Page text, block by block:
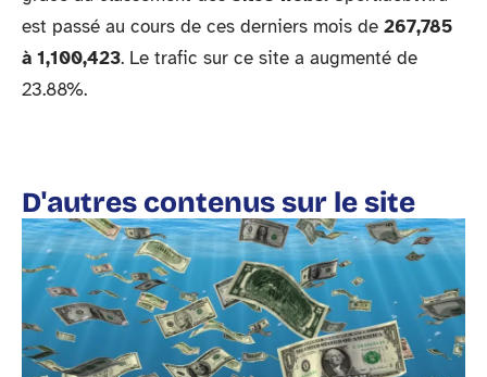
est passé au cours de ces derniers mois de 267,785
à 1,100,423. Le trafic sur ce site a augmenté de
23.88%.
D'autres contenus sur le site